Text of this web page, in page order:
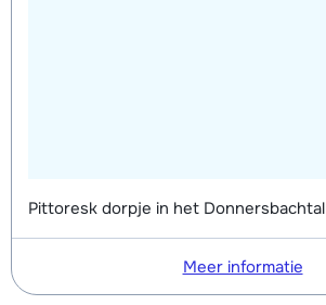
Pittoresk dorpje in het Donnersbachtal
Meer informatie